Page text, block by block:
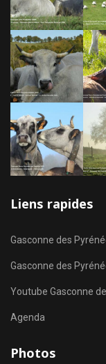
Liens rapides
Gasconne des
Gasconne des
Youtube Gasconne
Agenda
Photos